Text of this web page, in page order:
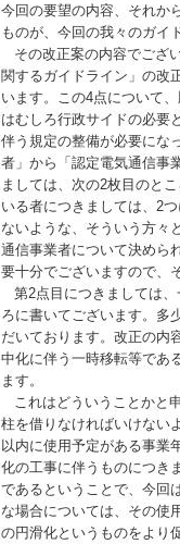
今回の要望の内容、それか
ものが、今回の我々のガイ
その改正案の内容でござ
関するガイドライン」の改
います。この4点について
はむしろ行政サイドの必要
伴う規定の整備が必要にな
者」から「認定電気通信事
ましては、次の2枚目のと
いる者につきましては、2
ないような、そういう方々
通信事業者について決めら
要十分でございますので、
第2点目につきましては、
ろに書いてございます。多
だいております。改正の内
中化に伴う一時移転等であ
ます。
これはどういうことかと
柱を借りなければいけない
以内に使用予定がある事業
化の工事に伴うものにつき
であるということで、今回
な場合については、その使
の円滑化というものをより